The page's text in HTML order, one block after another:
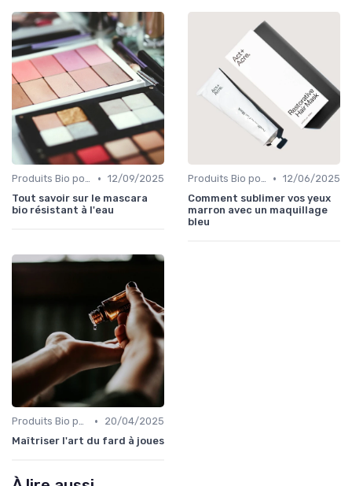
Produits Bio pour les Yeux • 12/09/2025
Tout savoir sur le mascara
bio résistant à l'eau
Produits Bio pour les Yeux • 12/06/2025
Comment sublimer vos yeux
marron avec un maquillage
bleu
Produits Bio pour les Joues •
20/04/2025
Maîtriser l'art du fard à joues